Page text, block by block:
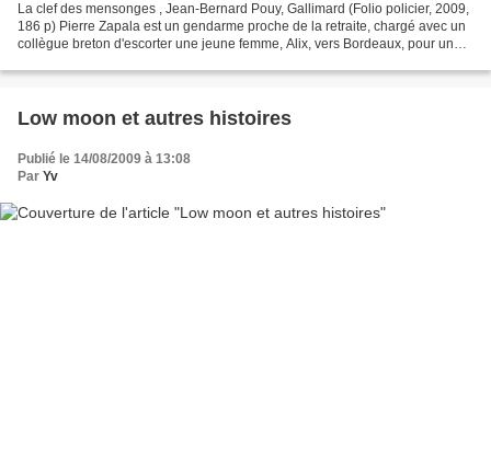
La clef des mensonges , Jean-Bernard Pouy, Gallimard (Folio policier, 2009,
186 p) Pierre Zapala est un gendarme proche de la retraite, chargé avec un
collègue breton d'escorter une jeune femme, Alix, vers Bordeaux, pour une
Low moon et autres histoires
Publié le 14/08/2009 à 13:08
Par Yv